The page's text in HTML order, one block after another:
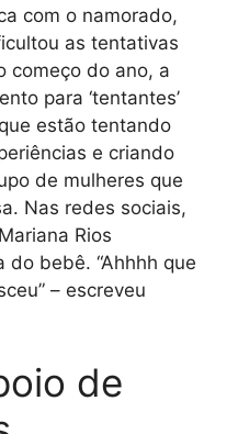
com o namorado,
as tentativas
começo do ano, a
para ‘tentantes’
estão tentando
e criando
de mulheres que
Nas redes sociais,
Rios
do bebê. “Ahhhh que
– escreveu
de